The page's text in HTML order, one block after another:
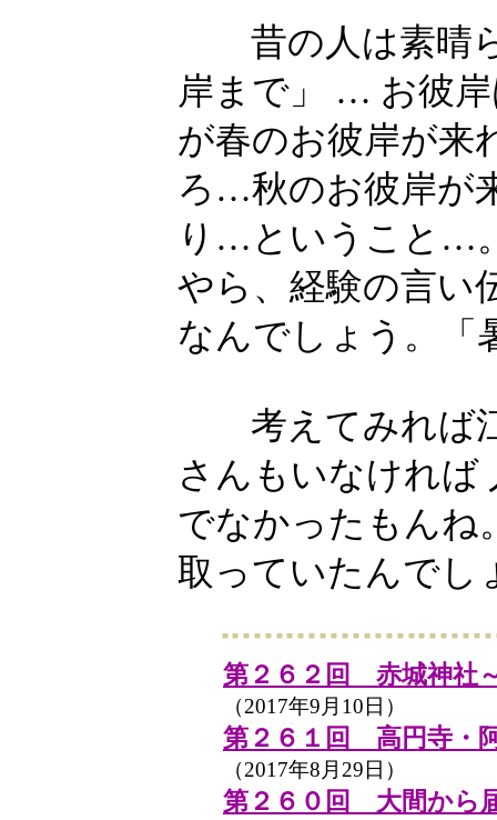
昔の人は素晴ら
岸まで」 … お彼
が春のお彼岸が来
ろ…秋のお彼岸が
り…ということ…
やら、経験の言い
なんでしょう。
考えてみれば江
さんもいなければ
でなかったもんね
取っていたんで
第２６２回 赤城神社
（2017年9月10日）
第２６１回 高円寺・
（2017年8月29日）
第２６０回 大間から